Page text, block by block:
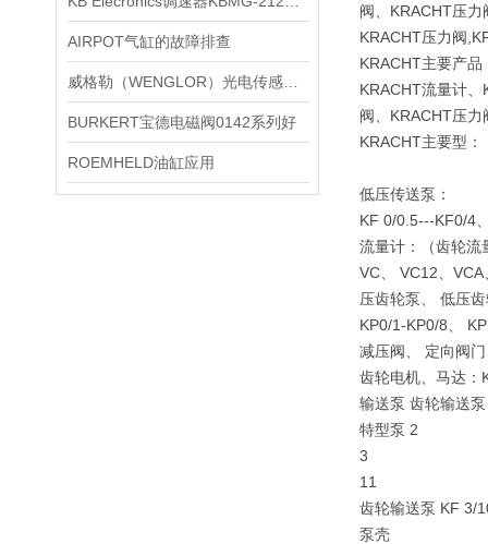
AIRPOT气缸的故障排查
BURKERT宝德电磁阀0142系列好
ROEMHELD油缸应用
阀、KRACHT压
KRACHT压力阀
KRACHT主要产品
KRACHT流量计
阀、KRACHT压
KRACHT主要型：
低压传送泵：
KF 0/0.5---KF0/4
流量计：（齿轮流
VC、 VC12、
压齿轮泵、 低压
KP0/1-KP0/8、
减压阀、 定向阀
齿轮电机、马达：
输送泵 齿轮输送
特型泵 2
3
11
齿轮输送泵 KF 3/
泵壳